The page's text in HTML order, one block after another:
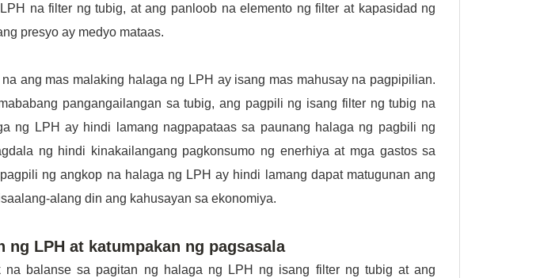
na filter ng tubig, at ang panloob na elemento ng filter at kapasidad ng
presyo ay medyo mataas.
ang mas malaking halaga ng LPH ay isang mas mahusay na pagpipilian.
pangangailangan sa tubig, ang pagpili ng isang filter ng tubig na
ng LPH ay hindi lamang nagpapataas sa paunang halaga ng pagbili ng
ng hindi kinakailangang pagkonsumo ng enerhiya at mga gastos sa
ng angkop na halaga ng LPH ay hindi lamang dapat matugunan ang
alang din ang kahusayan sa ekonomiya.
ng LPH at katumpakan ng pagsasala
na balanse sa pagitan ng halaga ng LPH ng isang filter ng tubig at ang